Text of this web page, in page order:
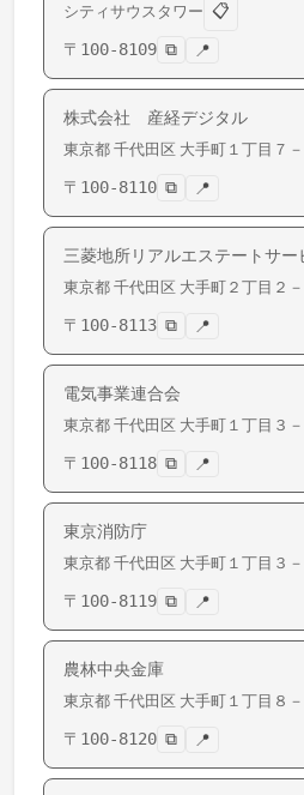
シティサウスタワー 📋
〒 100-8109 ⧉ 📍
株式会社 産経デジタル
東京都 千代田区 大手町 １丁目７
〒 100-8110 ⧉ 📍
三菱地所リアルエステートサ
東京都 千代田区 大手町 ２丁目２
〒 100-8113 ⧉ 📍
電気事業連合会
東京都 千代田区 大手町 １丁目３
〒 100-8118 ⧉ 📍
東京消防庁
東京都 千代田区 大手町 １丁目３
〒 100-8119 ⧉ 📍
農林中央金庫
東京都 千代田区 大手町 １丁目８
〒 100-8120 ⧉ 📍